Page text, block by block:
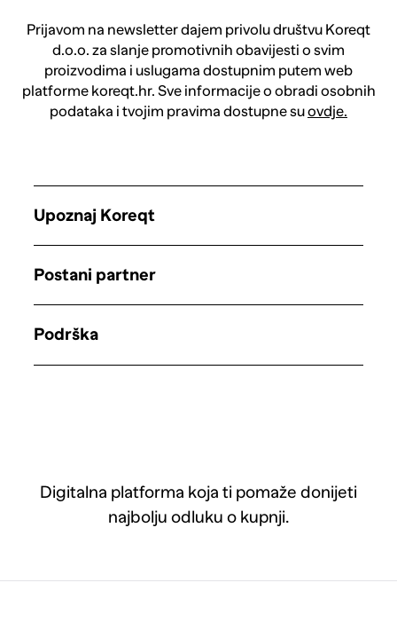
Prijavom na newsletter dajem privolu društvu Koreqt
d.o.o. za slanje promotivnih obavijesti o svim
proizvodima i uslugama dostupnim putem web
platforme koreqt.hr. Sve informacije o obradi osobnih
podataka i tvojim pravima dostupne suovdje.
Digitalna platforma koja ti pomaže donijeti
najbolju odluku o kupnji.
Upoznaj Koreqt
Postani partner
Podrška